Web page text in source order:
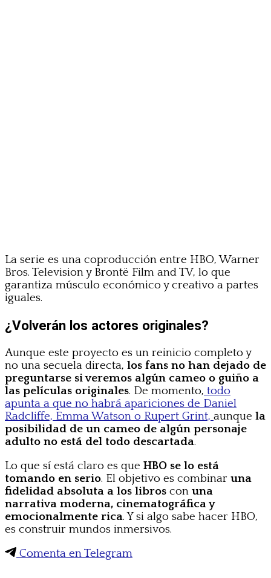
La serie es una coproducción entre HBO, Warner
Bros. Television y Brontë Film and TV, lo que
garantiza músculo económico y creativo a partes
iguales.
¿Volverán los actores originales?
Aunque este proyecto es un reinicio completo y
no una secuela directa, los fans no han dejado de
preguntarse si veremos algún cameo o guiño a
las películas originales. De momento, todo
apunta a que no habrá apariciones de Daniel
Radcliffe, Emma Watson o Rupert Grint, aunque la
posibilidad de un cameo de algún personaje
adulto no está del todo descartada.
Lo que sí está claro es que HBO se lo está
tomando en serio. El objetivo es combinar una
fidelidad absoluta a los libros con una
narrativa moderna, cinematográfica y
emocionalmente rica. Y si algo sabe hacer HBO,
es construir mundos inmersivos.
Comenta en Telegram